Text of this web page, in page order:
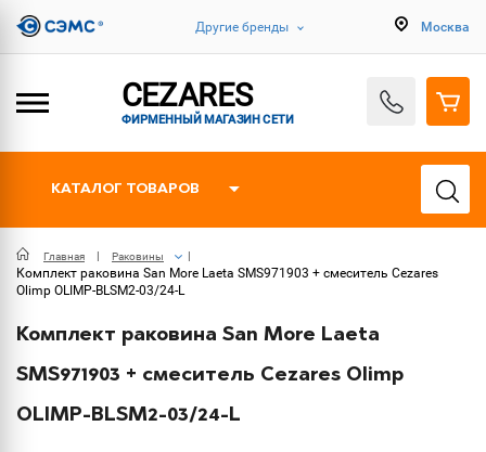
Другие бренды Москва
CEZARES
ФИРМЕННЫЙ МАГАЗИН СЕТИ
КАТАЛОГ ТОВАРОВ
Главная Раковины
Комплект раковина San More Laeta SMS971903 + смеситель Cezares
Olimp OLIMP-BLSM2-03/24-L
Комплект раковина San More Laeta
SMS971903 + смеситель Cezares Olimp
OLIMP-BLSM2-03/24-L